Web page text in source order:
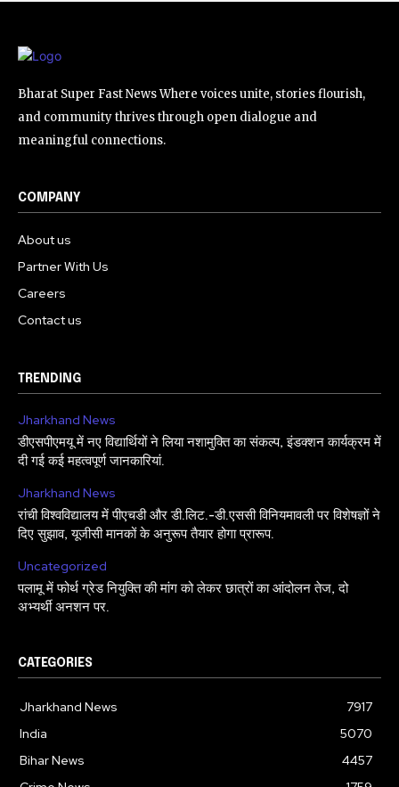
Bharat Super Fast News Where voices unite, stories flourish,
and community thrives through open dialogue and
meaningful connections.
COMPANY
About us
Partner With Us
Careers
Contact us
TRENDING
Jharkhand News
डीएसपीएमयू में नए विद्यार्थियों ने लिया नशामुक्ति का संकल्प, इंडक्शन कार्यक्रम में
दी गई कई महत्वपूर्ण जानकारियां.
Jharkhand News
रांची विश्वविद्यालय में पीएचडी और डी.लिट.-डी.एससी विनियमावली पर विशेषज्ञों ने
दिए सुझाव, यूजीसी मानकों के अनुरूप तैयार होगा प्रारूप.
Uncategorized
पलामू में फोर्थ ग्रेड नियुक्ति की मांग को लेकर छात्रों का आंदोलन तेज, दो
अभ्यर्थी अनशन पर.
CATEGORIES
Jharkhand News
7917
India
5070
Bihar News
4457